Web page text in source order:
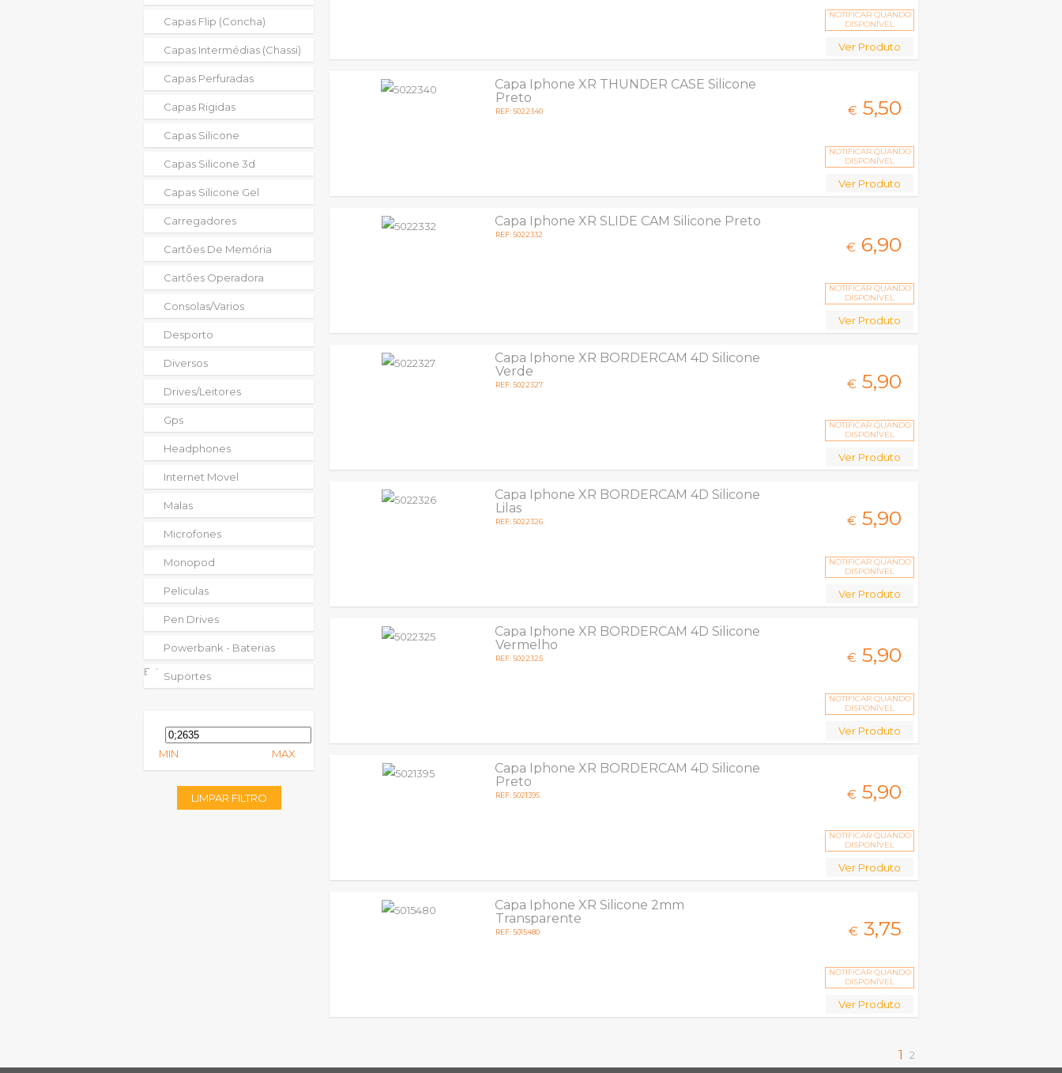
Capas Flip (concha)
Capas Intermédias (chassi)
Capas Perfuradas
Capas Rigidas
Capas Silicone
Capas Silicone 3d
Capas Silicone Gel
Carregadores
Cartões De Memória
Cartões Operadora
Consolas/varios
Desporto
Diversos
Drives/leitores
Gps
Headphones
Internet Movel
Malas
Microfones
Monopod
Peliculas
Pen Drives
Powerbank - Baterias
ExternasSuportes
MIN MAX
LIMPAR FILTRO
NOTIFICAR QUANDO
DISPONÍVEL
Ver Produto
Capa Iphone XR THUNDER CASE Silicone
Preto
REF: 5022340 € 5,50
NOTIFICAR QUANDO
DISPONÍVEL
Ver Produto
Capa Iphone XR SLIDE CAM Silicone Preto
REF: 5022332
€ 6,90
NOTIFICAR QUANDO
DISPONÍVEL
Ver Produto
Capa Iphone XR BORDERCAM 4D Silicone
Verde
REF: 5022327 € 5,90
NOTIFICAR QUANDO
DISPONÍVEL
Ver Produto
Capa Iphone XR BORDERCAM 4D Silicone
Lilas
REF: 5022326 € 5,90
NOTIFICAR QUANDO
DISPONÍVEL
Ver Produto
Capa Iphone XR BORDERCAM 4D Silicone
Vermelho
REF: 5022325 € 5,90
NOTIFICAR QUANDO
DISPONÍVEL
Ver Produto
Capa Iphone XR BORDERCAM 4D Silicone
Preto
REF: 5021395 € 5,90
NOTIFICAR QUANDO
DISPONÍVEL
Ver Produto
Capa Iphone XR Silicone 2mm
Transparente
REF: 5015480 € 3,75
NOTIFICAR QUANDO
DISPONÍVEL
Ver Produto
1 2